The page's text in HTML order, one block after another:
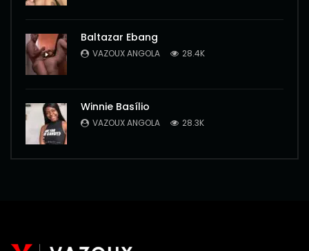
Baltazar Ebang
VAZOUX ANGOLA 28.4K
Winnie Basílio
VAZOUX ANGOLA 28.3K